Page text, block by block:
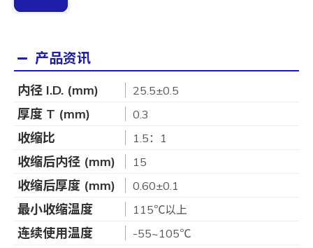
产品资讯
内径 I.D. (mm) 25.5±0.5
厚度 T (mm) 0.3
收缩比 1.5：1
收缩后内径 (mm) 15
收缩后厚度 (mm) 0.60±0.1
最小收缩温度 115℃以上
连续使用温度 -55~105℃